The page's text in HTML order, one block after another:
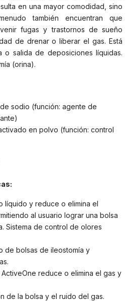
en una mayor comodidad, sino
también encuentran que
fugas y trastornos de sueño
de drenar o liberar el gas. Está
o salida de deposiciones líquidas.
(orina).
sodio (función: agente de
en polvo (función: control
líquido y reduce o elimina el
al usuario lograr una bolsa
Sistema de control de olores
de bolsas de ileostomía y
reduce o elimina el gas y
de la bolsa y el ruido del gas.